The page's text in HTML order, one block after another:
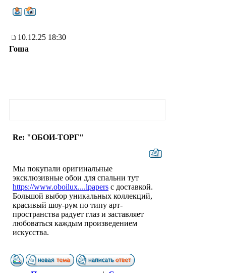
10.12.25 18:30
Гоша
Re: "ОБОИ-ТОРГ"
Мы покупали оригинальные
эксклюзивные обои для спальни тут
https://www.oboilux....lpapers с доставкой.
Большой выбор уникальных коллекций,
красивый шоу-рум по типу арт-
пространства радует глаз и заставляет
любоваться каждым произведением
искусства.